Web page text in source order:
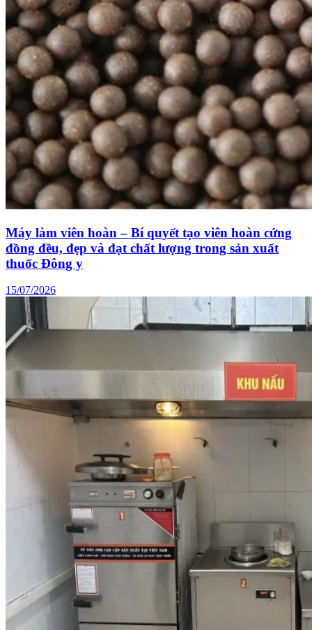
Máy làm viên hoàn – Bí quyết tạo viên hoàn cứng
đồng đều, đẹp và đạt chất lượng trong sản xuất
thuốc Đông y
15/07/2026